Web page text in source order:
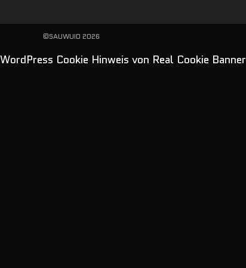
©SAUWUID 2026
WordPress Cookie Hinweis von Real Cookie Banner